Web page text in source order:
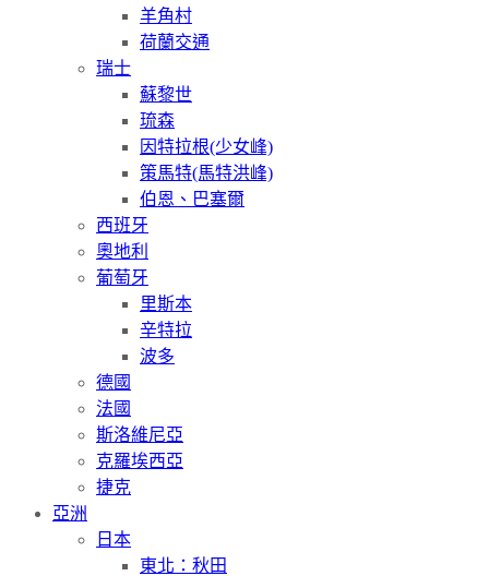
羊角村
荷蘭交通
瑞士
蘇黎世
琉森
因特拉根(少女峰)
策馬特(馬特洪峰)
伯恩、巴塞爾
西班牙
奧地利
葡萄牙
里斯本
辛特拉
波多
德國
法國
斯洛維尼亞
克羅埃西亞
捷克
亞洲
日本
東北：秋田